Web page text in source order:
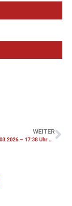
WEITER
013/2026 – 19.03.2026 – 17:38 Uhr – THV Notfalltüröffnung